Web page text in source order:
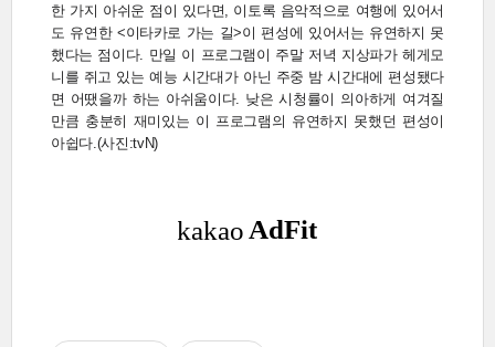
한 가지 아쉬운 점이 있다면, 이토록 음악적으로 여행에 있어서
도 유연한 <이타카로 가는 길>이 편성에 있어서는 유연하지 못
했다는 점이다. 만일 이 프로그램이 주말 저녁 지상파가 헤게모
니를 쥐고 있는 예능 시간대가 아닌 주중 밤 시간대에 편성됐다
면 어땠을까 하는 아쉬움이다. 낮은 시청률이 의아하게 여겨질
만큼 충분히 재미있는 이 프로그램의 유연하지 못했던 편성이
아쉽다.(사진:tvN)